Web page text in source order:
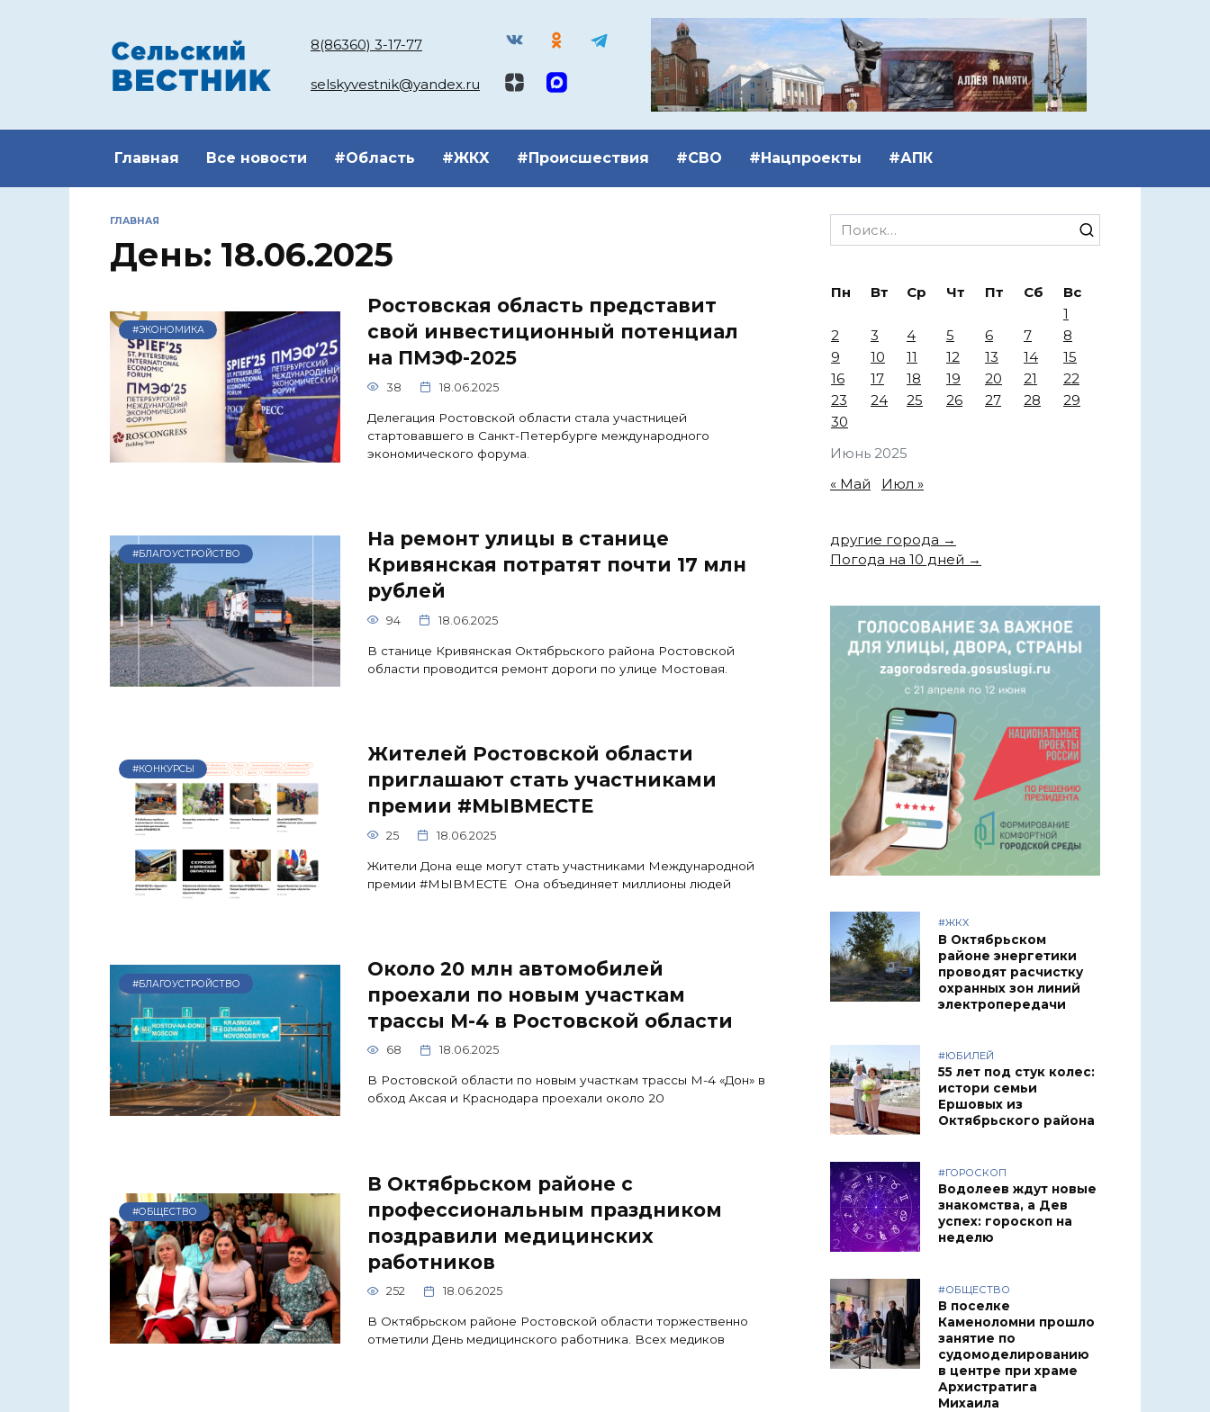
8(86360) 3-17-77
selskyvestnik@yandex.ru
Главная Все новости #Область #ЖКХ #Происшествия #СВО #Нацпроекты #АПК
ГЛАВНАЯ
День: 18.06.2025
#ЭКОНОМИКА
Ростовская область представит
свой инвестиционный потенциал
на ПМЭФ-2025
38 18.06.2025
Делегация Ростовской области стала участницей
стартовавшего в Санкт-Петербурге международного
экономического форума.
#БЛАГОУСТРОЙСТВО
На ремонт улицы в станице
Кривянская потратят почти 17 млн
рублей
94 18.06.2025
В станице Кривянская Октябрьского района Ростовской
области проводится ремонт дороги по улице Мостовая.
#КОНКУРСЫ
Жителей Ростовской области
приглашают стать участниками
премии #МЫВМЕСТЕ
25 18.06.2025
Жители Дона еще могут стать участниками Международной
премии #МЫВМЕСТЕ Она объединяет миллионы людей
#БЛАГОУСТРОЙСТВО
Около 20 млн автомобилей
проехали по новым участкам
трассы М-4 в Ростовской области
68 18.06.2025
В Ростовской области по новым участкам трассы М-4 «Дон» в
обход Аксая и Краснодара проехали около 20
#ОБЩЕСТВО
В Октябрьском районе с
профессиональным праздником
поздравили медицинских
работников
252 18.06.2025
В Октябрьском районе Ростовской области торжественно
отметили День медицинского работника. Всех медиков
Search
for:
Июнь 2025
Пн Вт Ср Чт Пт Сб
Вс
1
2
3 4 5 6 7
8
9
10 11 12 13 14
15
16
17 18 19 20 21
22
23
24 25 26 27 28
29
30
« Май Июл »
другие города →
Погода на 10 дней →
#ЖКХ
В Октябрьском
районе энергетики
проводят расчистку
охранных зон линий
электропередачи
#ЮБИЛЕЙ
55 лет под стук колес:
истори семьи
Ершовых из
Октябрьского района
#ГОРОСКОП
Водолеев ждут новые
знакомства, а Дев
успех: гороскоп на
неделю
#ОБЩЕСТВО
В поселке
Каменоломни прошло
занятие по
судомоделированию
в центре при храме
Архистратига
Михаила